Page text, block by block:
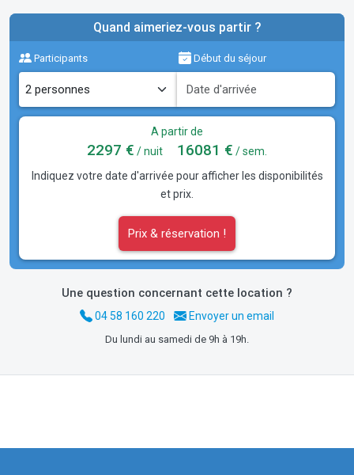
Quand aimeriez-vous partir ?
Participants Début du séjour
A partir de
2297 € / nuit 16081 € / sem.
Indiquez votre date d'arrivée pour afficher les disponibilités
et prix.
Prix & réservation !
Une question concernant cette location ?
04 58 160 220 Envoyer un email
Du lundi au samedi de 9h à 19h.